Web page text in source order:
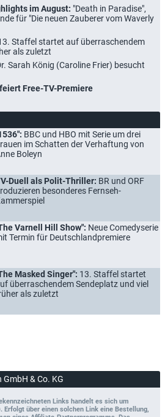
im August: "Death in Paradise",
für "Die neuen Zauberer vom Waverly
Staffel startet auf überraschendem
als zuletzt
Sarah König (Caroline Frier) besucht
Free-TV-Premiere
BBC und HBO mit Serie um drei
im Schatten der Verhaftung von
Boleyn
Duell als Polit-Thriller: BR und ORF
besonderes Fernseh-
Varnell Hill Show": Neue Comedyserie
Termin für Deutschlandpremiere
Masked Singer": 13. Staffel startet
überraschendem Sendeplatz und viel
als zuletzt
& Co. KG
Links handelt es sich um
über einen solchen Link eine Bestellung,